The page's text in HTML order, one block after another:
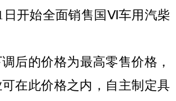
日开始全面销售国Ⅵ车用汽柴
后的价格为最高零售价格，
在此价格之内，自主制定具